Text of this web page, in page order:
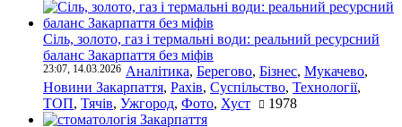
Сіль, золото, газ і термальні води: реальний ресурсний
баланс Закарпаття без міфів
23:07, 14.03.2026 Аналітика, Берегово, Бізнес, Мукачево,
Новини Закарпаття, Рахів, Суспільство, Технології,
ТОП, Тячів, Ужгород, Фото, Хуст 1978